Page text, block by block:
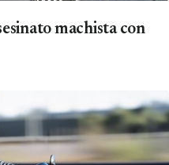
machista con